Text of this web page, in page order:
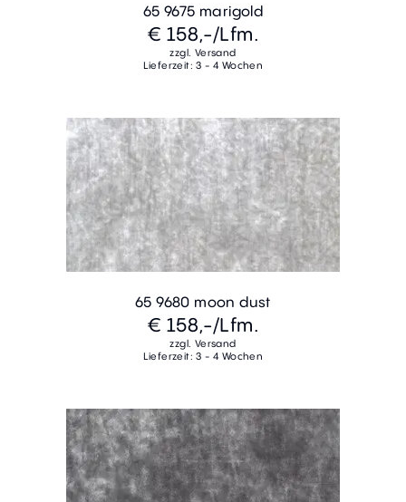
65 9675 marigold
€ 158,-/Lfm.
zzgl. Versand
Lieferzeit: 3 - 4 Wochen
65 9680 moon dust
€ 158,-/Lfm.
zzgl. Versand
Lieferzeit: 3 - 4 Wochen